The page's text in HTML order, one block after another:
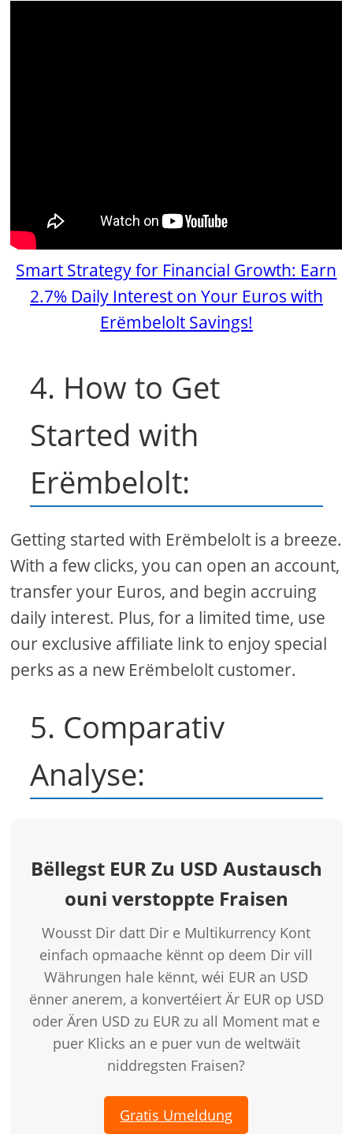
Smart Strategy for Financial Growth: Earn
2.7% Daily Interest on Your Euros with
Erëmbelolt Savings!
4. How to Get
Started with
Erëmbelolt:
Getting started with Erëmbelolt is a breeze.
With a few clicks, you can open an account,
transfer your Euros, and begin accruing
daily interest. Plus, for a limited time, use
our exclusive affiliate link to enjoy special
perks as a new Erëmbelolt customer.
5. Comparativ
Analyse:
Bëllegst EUR Zu USD Austausch
ouni verstoppte Fraisen
Wousst Dir datt Dir e Multikurrency Kont
einfach opmaache kënnt op deem Dir vill
Währungen hale kënnt, wéi EUR an USD
ënner anerem, a konvertéiert Är EUR op USD
oder Ären USD zu EUR zu all Moment mat e
puer Klicks an e puer vun de weltwäit
niddregsten Fraisen?
Gratis Umeldung